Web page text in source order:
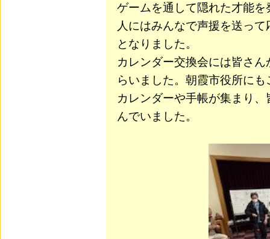
ゲームを通して隠れた才能
人にはみんなで声援を送っ
となりました。
カレンダー交換会には皆さ
らいました。朝霞市役所に
カレンダーや手帳が集まり
んでいました。